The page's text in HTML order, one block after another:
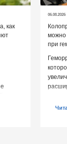
как
06.08.2026
можно
при